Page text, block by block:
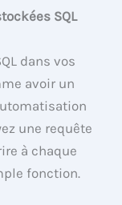
SQL
dans vos
avoir un
une requête
à chaque
fonction.